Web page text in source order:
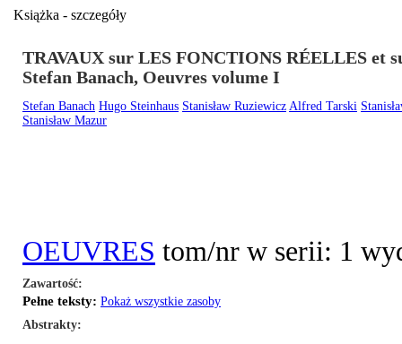
Książka - szczegóły
TRAVAUX sur LES FONCTIONS RÉELLES et
Stefan Banach, Oeuvres volume I
Stefan Banach Hugo Steinhaus Stanisław Ruziewicz Alfred Tarski
Stanisław Mazur
OEUVRES tom/nr w serii: 1
Zawartość
Pełne teksty: Pokaż wszystkie zasoby
Abstrakty